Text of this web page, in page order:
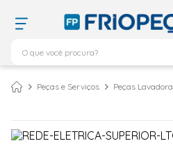
Peças e Serviços Peças Lavadora
1º ar condicionado 12000
3º ar condicionado